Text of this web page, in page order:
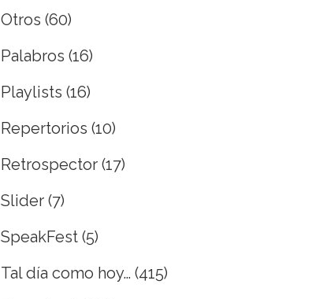
Otros (60)
Palabros (16)
Playlists (16)
Repertorios (10)
Retrospector (17)
Slider (7)
SpeakFest (5)
Tal día como hoy… (415)